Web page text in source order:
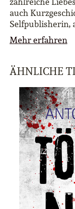
auch
Selfpublisherin,
Mehr erfahren
ÄHNLICHE